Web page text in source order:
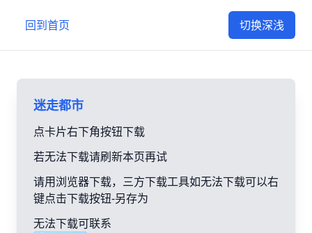
回到首页 切换深浅
迷走都市
点卡片右下角按钮下载
若无法下载请刷新本页再试
请用浏览器下载，三方下载工具如无法下载可以右
键点击下载按钮-另存为
无法下载可联系